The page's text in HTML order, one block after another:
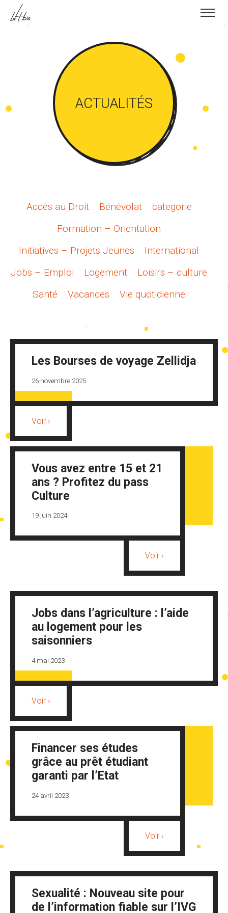
Skip to content
ACTUALITÉS
Accès au Droit Bénévolat
categorie
Formation – Orientation
Initiatives – Projets Jeunes
International
Jobs – Emploi
Logement
Loisirs – culture
Santé
Vacances Vie quotidienne
Les Bourses de voyage Zellidja
26 novembre 2025
Voir ›
Vous avez entre 15 et 21
ans ? Profitez du pass
Culture
19 juin 2024
Voir ›
Jobs dans l’agriculture : l’aide
au logement pour les
saisonniers
4 mai 2023
Voir ›
Financer ses études
grâce au prêt étudiant
garanti par l’Etat
24 avril 2023
Voir ›
Sexualité : Nouveau site pour
de l’information fiable sur l’IVG